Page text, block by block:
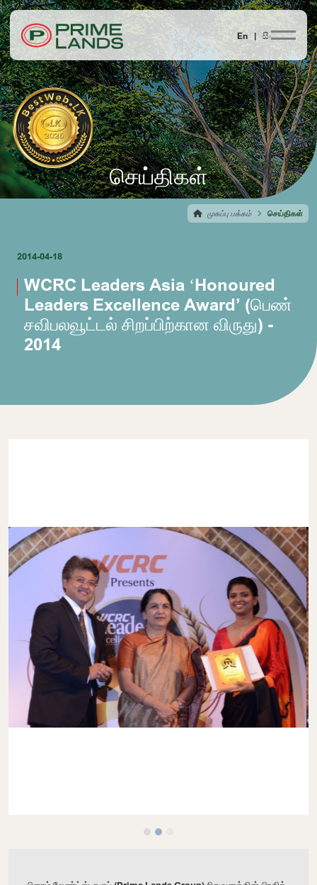
En |සිං
செய்திகள்
முகப்பு பக்கம் செய்திகள்
2014-04-18
WCRC Leaders Asia ‘Honoured
Leaders Excellence Award’ (பெண்
சவிபலவூட்டல் சிறப்பிற்கான விருது) -
2014